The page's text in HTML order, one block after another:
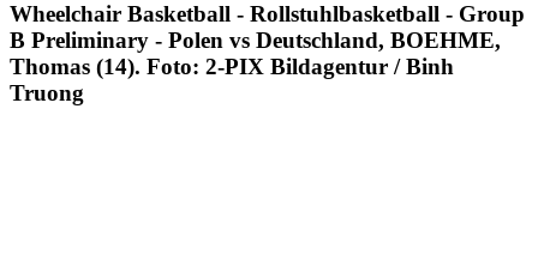
Wheelchair Basketball - Rollstuhlbasketball - Group
B Preliminary - Polen vs Deutschland, BOEHME,
Thomas (14). Foto: 2-PIX Bildagentur / Binh
Truong